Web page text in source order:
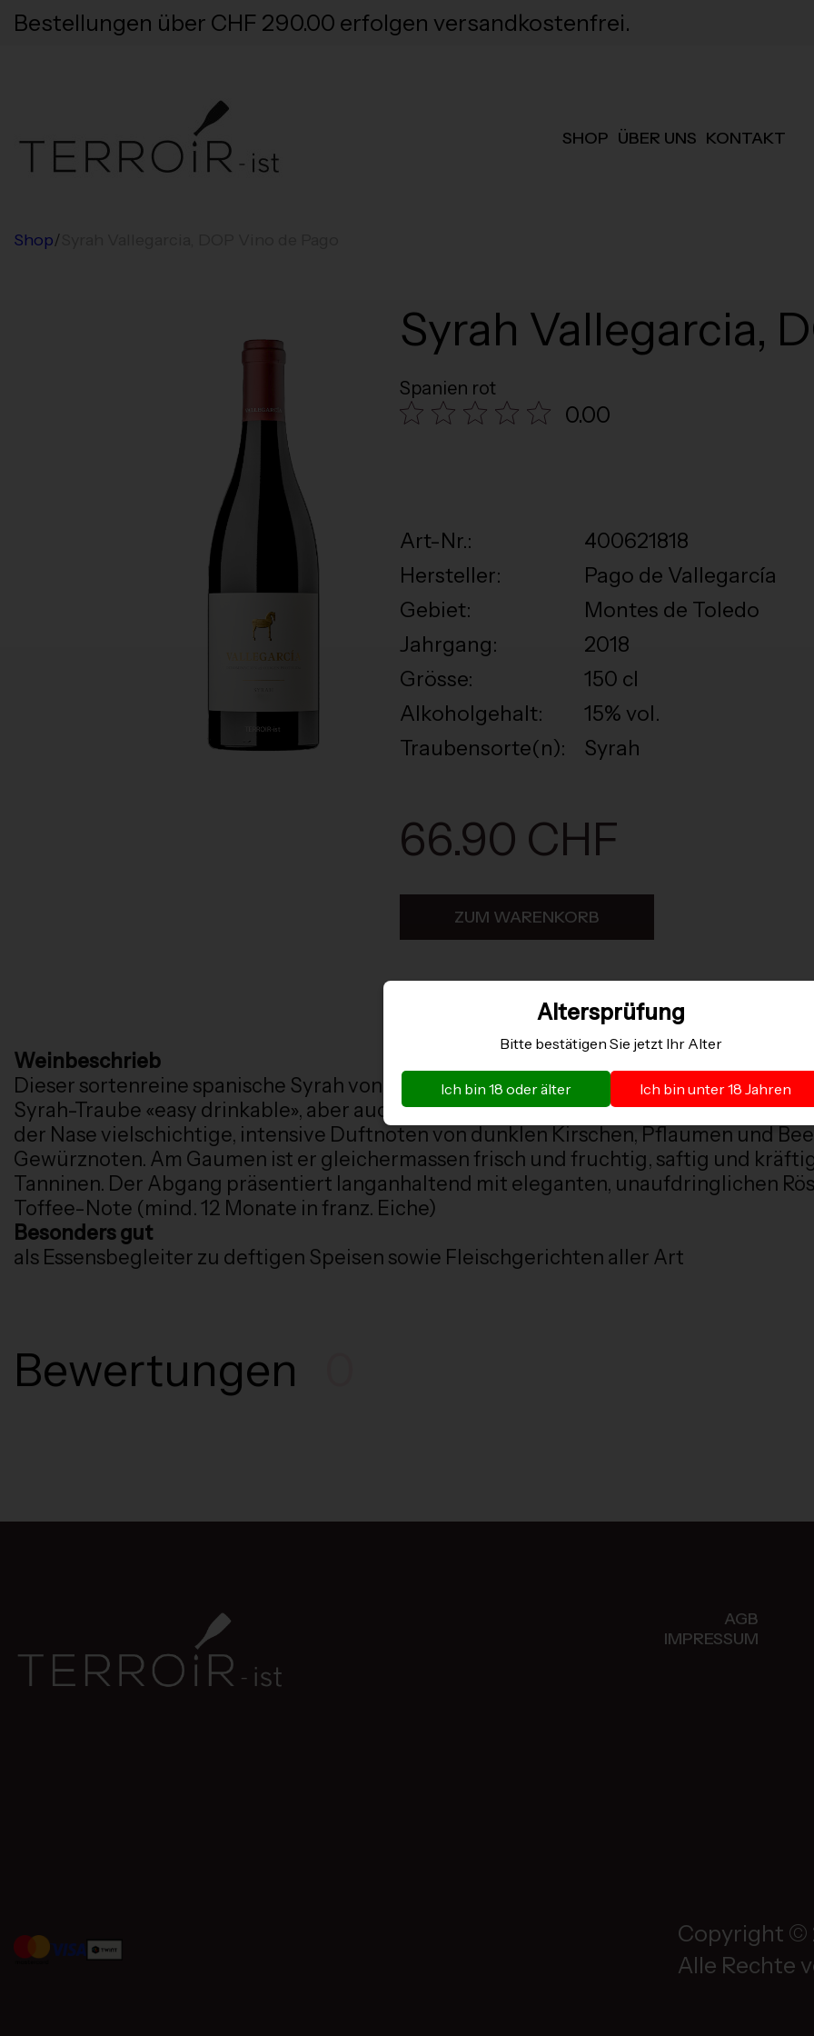
Altersprüfung
Bitte bestätigen Sie jetzt Ihr Alter
Ich bin 18 oder älter Ich bin unter 18 Jahren
Bestellungen über CHF 290.00 erfolgen versandkostenfrei.
SHOP ÜBER UNS KONTAKT
Shop/
Syrah Vallegarcia,
Spanien rot
0.00
Art-Nr.:
400621818
Hersteller:
Pago de Vallegarcía
Gebiet:
Montes de Toledo
Jahrgang:
2018
Grösse:
150 cl
Alkoholgehalt:
15% vol.
Traubensorte(n):
Syrah
66.90 CHF
ZUM WARENKORB
Weinbeschrieb
Dieser sortenreine spanische Syrah von Pago de Vallegarcía ist strukturiert,
Syrah-Traube «easy drinkable», aber auch sehr delikat und anfällig auf klimatische
der Nase vielschichtige, intensive Duftnoten von dunklen Kirschen, Pflaumen und
Gewürznoten. Am Gaumen ist er gleichermassen frisch und fruchtig, saftig und
Tanninen. Der Abgang präsentiert langanhaltend mit eleganten, unaufdringlichen
Toffee-Note (mind. 12 Monate in franz. Eiche)
Besonders gut
als Essensbegleiter zu deftigen Speisen sowie Fleischgerichten aller Art
Bewertungen
AGB
IMPRESSUM
Copyright ©
Alle Rechte